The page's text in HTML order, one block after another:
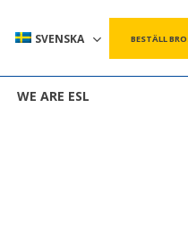
SVENSKA BESTÄLL
WE ARE ESL